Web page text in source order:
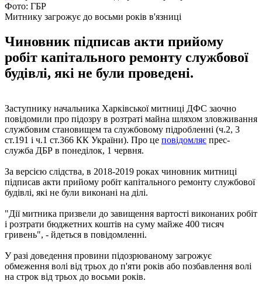
Фото: ГБР
Митнику загрожує до восьми років в'язниці
Чиновник підписав акти прийому
робіт капітального ремонту службової
будівлі, які не були проведені.
Заступнику начальника Харківської митниці ДФС заочно
повідомили про підозру в розтраті майна шляхом зловживання
службовим становищем та службовому підробленні (ч.2, 3
ст.191 і ч.1 ст.366 КК України). Про це повідомляє прес-
служба ДБР в понеділок, 1 червня.
За версією слідства, в 2018-2019 роках чиновник митниці
підписав акти прийому робіт капітального ремонту службової
будівлі, які не були виконані на ділі.
"Дії митника призвели до завищення вартості виконаних робіт
і розтрати бюджетних коштів на суму майже 400 тисяч
гривень", - йдеться в повідомленні.
У разі доведення провини підозрюваному загрожує
обмеження волі від трьох до п'яти років або позбавлення волі
на строк від трьох до восьми років.